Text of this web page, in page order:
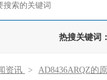
热搜关键词：
资讯 > AD8436ARQZ的